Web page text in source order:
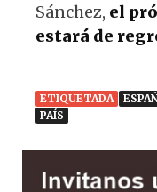
Sánchez, el
estará de
ETIQUETADA
PAÍS